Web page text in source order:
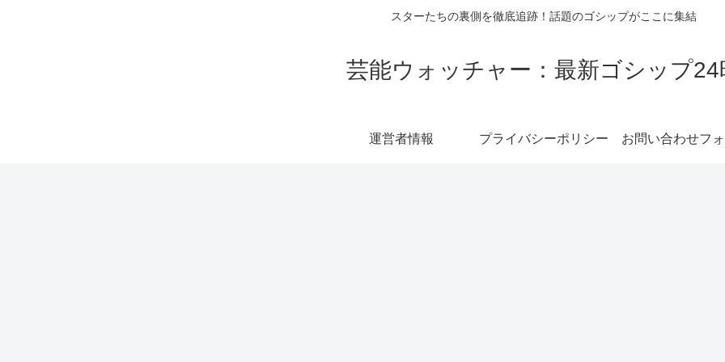
スターたちの裏側を徹底追跡！話題のゴシップがここに集結
芸能ウォッチャー：最新ゴシップ24
運営者情報 プライバシーポリシー お問い合わせフ